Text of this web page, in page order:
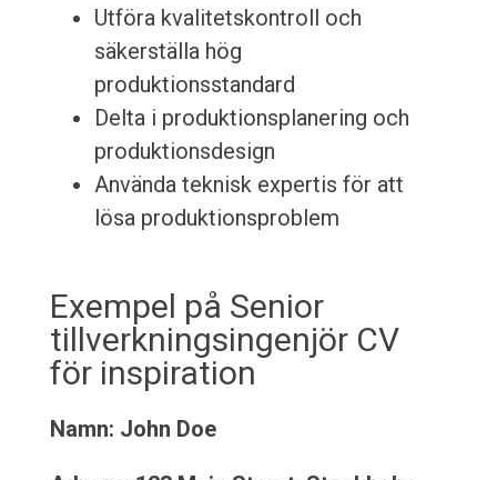
Utföra kvalitetskontroll och
säkerställa hög
produktionsstandard
Delta i produktionsplanering och
produktionsdesign
Använda teknisk expertis för att
lösa produktionsproblem
Exempel på Senior
tillverkningsingenjör CV
för inspiration
Namn: John Doe